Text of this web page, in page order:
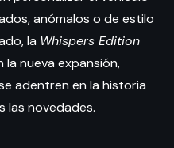
anómalos o de estilo
la Whispers Edition
nueva expansión,
adentren en la historia
las novedades.